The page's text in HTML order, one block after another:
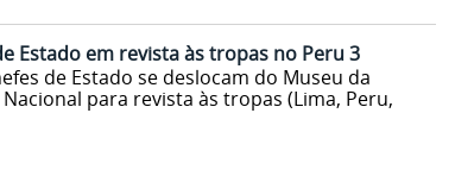
Estado em revista às tropas no Peru 3
de Estado se deslocam do Museu da
para revista às tropas (Lima, Peru,